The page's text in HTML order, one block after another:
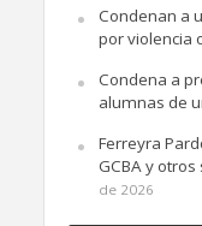
Condenan a
por violencia
Condena a
alumnas de
Ferreyra
GCBA y
de 2026